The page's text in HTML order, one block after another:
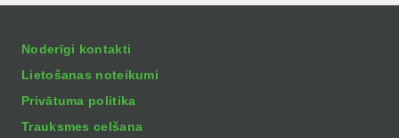
Noderīgi kontakti
Lietošanas noteikumi
Privātuma politika
Trauksmes celšana